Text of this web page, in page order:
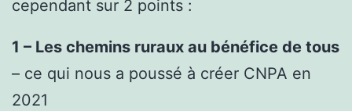
cependant sur 2 points :
1 – Les chemins ruraux au bénéfice de tous
– ce qui nous a poussé à créer CNPA en
2021